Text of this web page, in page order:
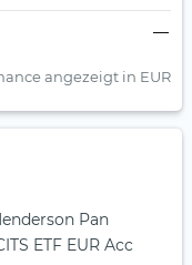
—
angezeigt in EUR
Pan
ETF EUR Acc